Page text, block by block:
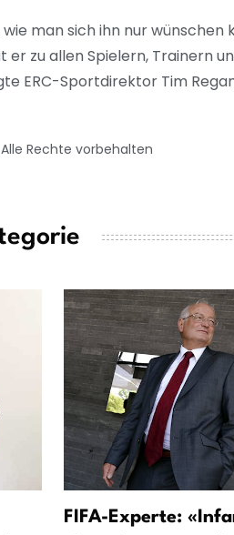
man sich ihn nur
zu allen Spielern, Trainern
ERC-Sportdirektor Tim
Rechte vorbehalten
FIFA-Experte: